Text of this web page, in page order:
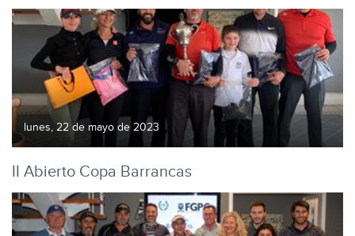
lunes, 22 de mayo de 2023
II Abierto Copa Barrancas